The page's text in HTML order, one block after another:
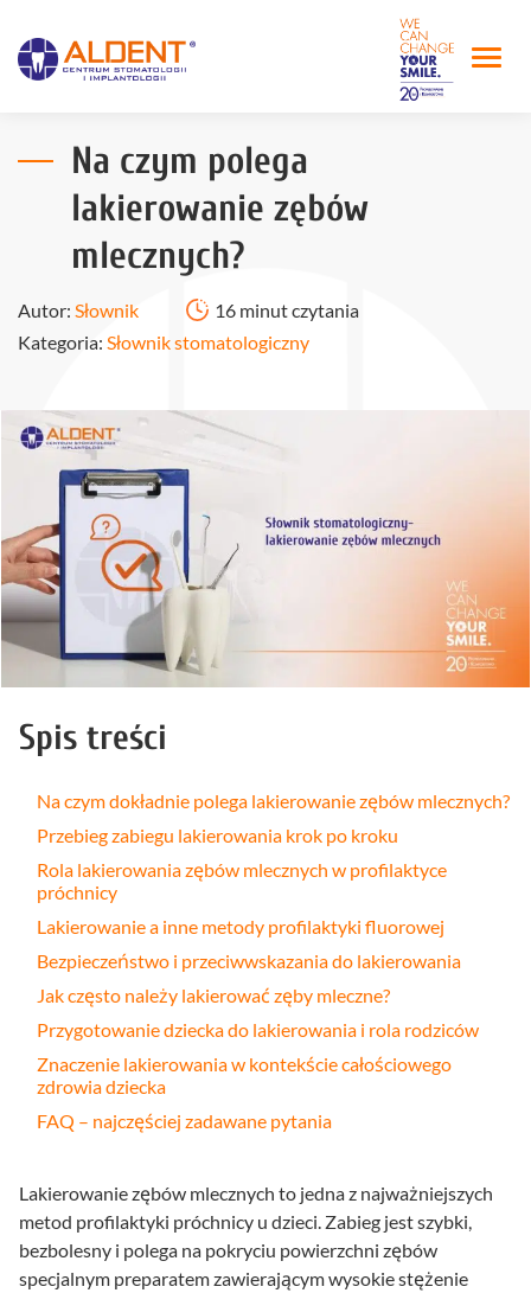
Na czym polega
lakierowanie zębów
mlecznych?
Autor: Słownik
16 minut czytania
Kategoria: Słownik stomatologiczny
Spis treści
Na czym dokładnie polega lakierowanie zębów mlecznych?
Przebieg zabiegu lakierowania krok po kroku
Rola lakierowania zębów mlecznych w profilaktyce
próchnicy
Lakierowanie a inne metody profilaktyki fluorowej
Bezpieczeństwo i przeciwwskazania do lakierowania
Jak często należy lakierować zęby mleczne?
Przygotowanie dziecka do lakierowania i rola rodziców
Znaczenie lakierowania w kontekście całościowego
zdrowia dziecka
FAQ – najczęściej zadawane pytania
Lakierowanie zębów mlecznych to jedna z najważniejszych
metod profilaktyki próchnicy u dzieci. Zabieg jest szybki,
bezbolesny i polega na pokryciu powierzchni zębów
specjalnym preparatem zawierającym wysokie stężenie